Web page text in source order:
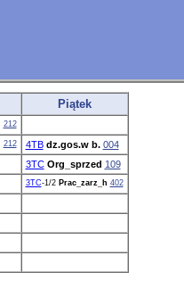
Piątek
212
212 4TB dz.gos.w b. 004
3TC Org_sprzed 109
3TC-1/2 Prac_zarz_h 402